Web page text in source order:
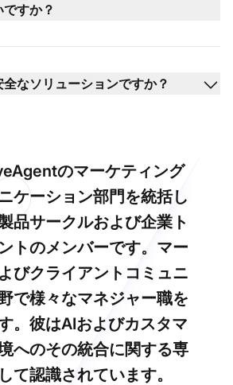
すか？
なソリューションですか？
のマーケティング
ケーション部門を統括し
品サークルおよび企業ト
トのメンバーです。マー
びクライアントコミュニ
で様々なマネジャー職を
。彼はAIおよびカスタマ
へのその統合に関する専
て認識されています。